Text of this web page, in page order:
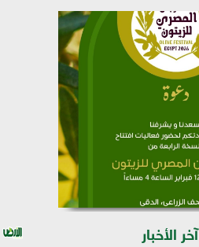
آخر الأخبار